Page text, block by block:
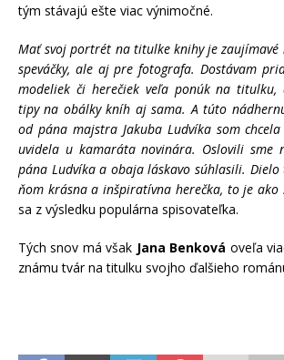
tým stávajú ešte viac výnimočné.
Mať svoj portrét na titulke knihy je zaujímavé
speváčky, ale aj pre fotografa. Dostávam
modeliek či herečiek veľa ponúk na titulku,
tipy na obálky kníh aj sama. A túto
od pána majstra Jakuba Ludvíka som
uvidela u kamaráta novinára. Oslovili sme
pána Ludvíka a obaja láskavo súhlasili.
ňom krásna a inšpiratívna herečka, to je ako
sa z výsledku populárna spisovateľka.
Tých snov má však Jana Benková oveľa
známu tvár na titulku svojho ďalšieho